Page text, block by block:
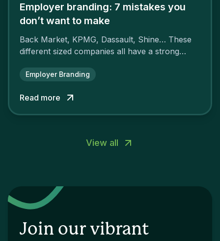
Employer branding: 7 mistakes you
don’t want to make
Back Market, KPMG, Dassault, Shine… These
different sized companies all have a strong
attractiveness and loyalty and makes their
Employer Branding
Read more
View all
Join our vibrant